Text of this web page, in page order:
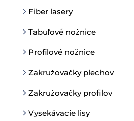
Fiber lasery
Tabuľové nožnice
Profilové nožnice
Zakružovačky plechov
Zakružovačky profilov
Vysekávacie lisy